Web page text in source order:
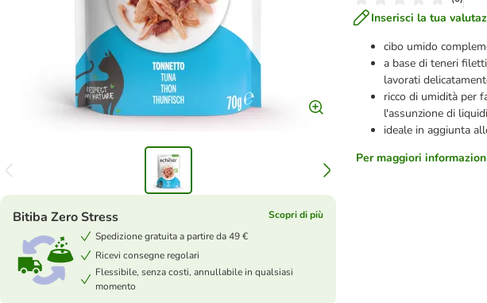
Inserisci la tua
cibo umido
a base di teneri
lavorati
ricco di umidità per
l'assunzione di liquidi
ideale in aggiunta
Per maggiori
Bitiba Zero Stress
Scopri di più
Spedizione gratuita a partire da 49 €
Ricevi consegne regolari
Flessibile, senza costi, annullabile in qualsiasi
momento